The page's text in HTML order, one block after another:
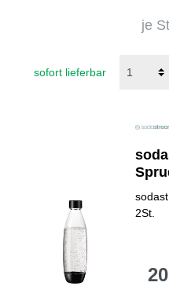
je
sofort lieferbar
2St.